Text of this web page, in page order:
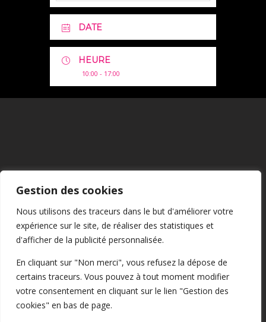
Gestion des cookies
Nous utilisons des traceurs dans le but d'améliorer votre
expérience sur le site, de réaliser des statistiques et
d'afficher de la publicité personnalisée.
En cliquant sur "Non merci", vous refusez la dépose de
certains traceurs. Vous pouvez à tout moment modifier
votre consentement en cliquant sur le lien "Gestion des
cookies" en bas de page.
DATE
HEURE
10:00 - 17:00
CGU
Confidentialité
Cookies